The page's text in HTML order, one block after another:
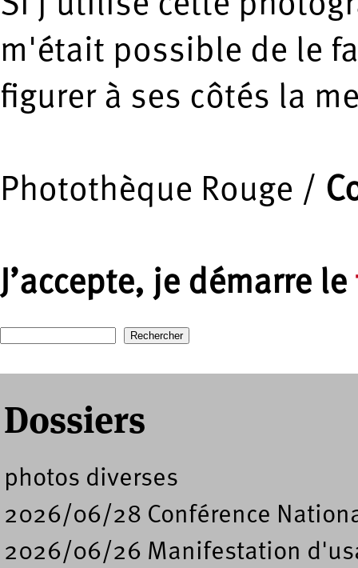
m'était possible de le
figurer à ses côtés la
Photothèque Rouge /
J’accepte, je démarre le
Formulaire de recherche
Dossiers
photos diverses
2026/06/28 Conférence
2026/06/26 Manifestation